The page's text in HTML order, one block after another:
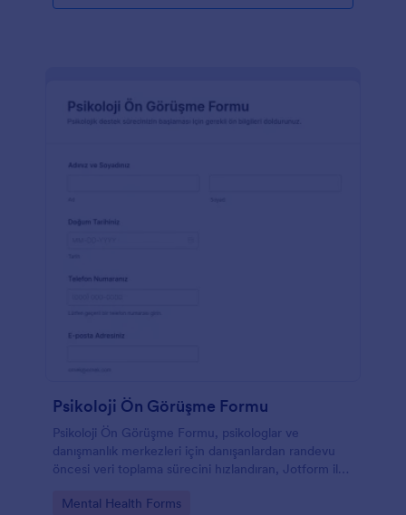
Psikoloji Ön Görüşme Formu
Psikoloji Ön Görüşme Formu, psikologlar ve
danışmanlık merkezleri için danışanlardan randevu
öncesi veri toplama sürecini hızlandıran, Jotform ile
Go to Category:
Mental Health Forms